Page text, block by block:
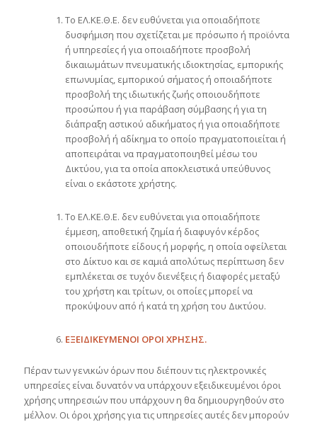
Το ΕΛ.ΚΕ.Θ.Ε. δεν ευθύνεται για οποιαδήποτε
δυσφήμιση που σχετίζεται με πρόσωπο ή προϊόντα
ή υπηρεσίες ή για οποιαδήποτε προσβολή
δικαιωμάτων πνευματικής ιδιοκτησίας, εμπορικής
επωνυμίας, εμπορικού σήματος ή οποιαδήποτε
προσβολή της ιδιωτικής ζωής οποιουδήποτε
προσώπου ή για παράβαση σύμβασης ή για τη
διάπραξη αστικού αδικήματος ή για οποιαδήποτε
προσβολή ή αδίκημα το οποίο πραγματοποιείται ή
αποπειράται να πραγματοποιηθεί μέσω του
Δικτύου, για τα οποία αποκλειστικά υπεύθυνος
είναι ο εκάστοτε χρήστης.
Το ΕΛ.ΚΕ.Θ.Ε. δεν ευθύνεται για οποιαδήποτε
έμμεση, αποθετική ζημία ή διαφυγόν κέρδος
οποιουδήποτε είδους ή μορφής, η οποία οφείλεται
στο Δίκτυο και σε καμιά απολύτως περίπτωση δεν
εμπλέκεται σε τυχόν διενέξεις ή διαφορές μεταξύ
του χρήστη και τρίτων, οι οποίες μπορεί να
προκύψουν από ή κατά τη χρήση του Δικτύου.
ΕΞΕΙΔΙΚΕΥΜΕΝΟΙ ΟΡΟΙ ΧΡΗΣΗΣ.
Πέραν των γενικών όρων που διέπουν τις ηλεκτρονικές
υπηρεσίες είναι δυνατόν να υπάρχουν εξειδικευμένοι όροι
χρήσης υπηρεσιών που υπάρχουν η θα δημιουργηθούν στο
μέλλον. Οι όροι χρήσης για τις υπηρεσίες αυτές δεν μπορούν